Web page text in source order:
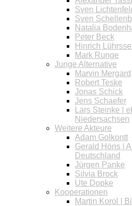
Sven
Sven
Natalia
Peter Beck
Hinrich
Mark Runge
Junge Alternative
Marvin Mergard
Robert Teske
Jonas Schick
Jens Schaefer
Lars Steinke |
Niedersachsen
Weitere Akteure
Adam Golkontt
Gerald Höns |
Deutschland
Jürgen Panke
Silvia Brock
Ute Dopke
Kooperationen
Martin Korol |